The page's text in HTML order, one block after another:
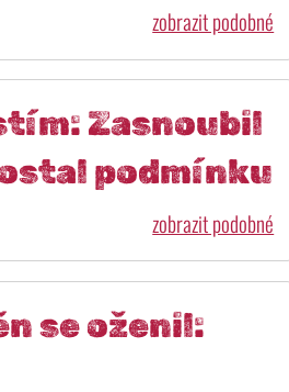
zobrazit podobné
Zasnoubil
podmínku
zobrazit podobné
se oženil: